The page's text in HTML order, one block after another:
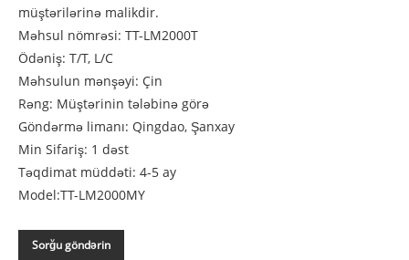
müştərilərinə malikdir.
Məhsul nömrəsi: TT-LM2000T
Ödəniş: T/T, L/C
Məhsulun mənşəyi: Çin
Rəng: Müştərinin tələbinə görə
Göndərmə limanı: Qingdao, Şanxay
Min Sifariş: 1 dəst
Təqdimat müddəti: 4-5 ay
Model:TT-LM2000MY
Sorğu göndərin